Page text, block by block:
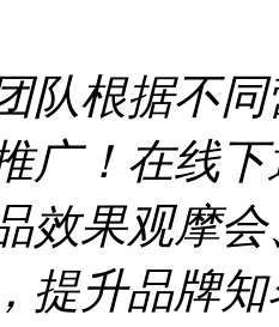
队根据不
广！在线
效果观摩
提升品牌